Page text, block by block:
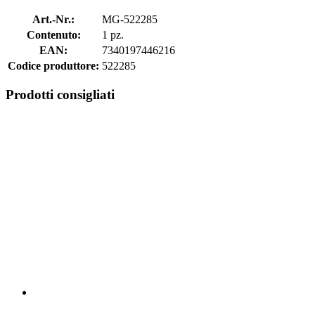
Art.-Nr.:
MG-522285
Contenuto:
1 pz.
EAN:
7340197446216
Codice produttore: 522285
Prodotti consigliati